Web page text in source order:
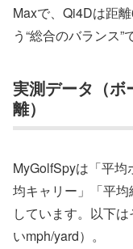
Maxで、Qi4Dは距
う“総合のバランス”
実測データ（ボ
離）
MyGolfSpyは「平
均キャリー」「平均
しています。以下
いmph/yard）。